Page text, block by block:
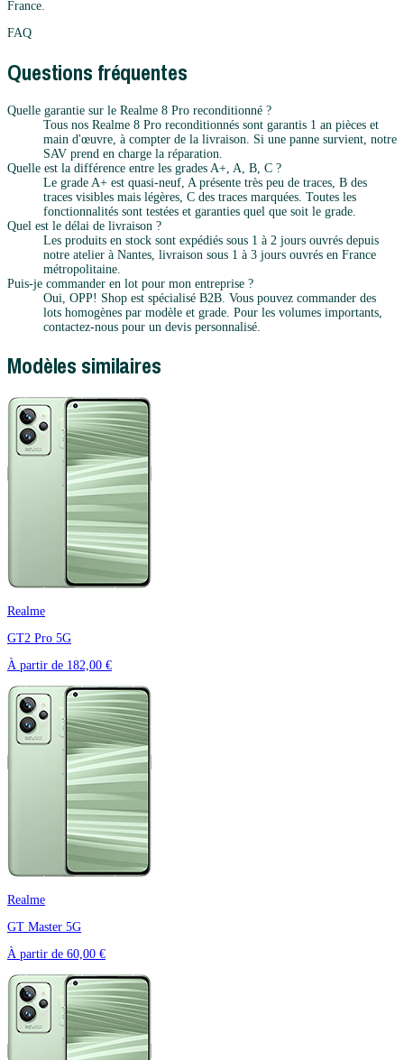
France.
FAQ
Questions fréquentes
Quelle garantie sur le Realme 8 Pro reconditionné ?
Tous nos Realme 8 Pro reconditionnés sont garantis 1 an pièces et
main d'œuvre, à compter de la livraison. Si une panne survient, notre
SAV prend en charge la réparation.
Quelle est la différence entre les grades A+, A, B, C ?
Le grade A+ est quasi-neuf, A présente très peu de traces, B des
traces visibles mais légères, C des traces marquées. Toutes les
fonctionnalités sont testées et garanties quel que soit le grade.
Quel est le délai de livraison ?
Les produits en stock sont expédiés sous 1 à 2 jours ouvrés depuis
notre atelier à Nantes, livraison sous 1 à 3 jours ouvrés en France
métropolitaine.
Puis-je commander en lot pour mon entreprise ?
Oui, OPP! Shop est spécialisé B2B. Vous pouvez commander des
lots homogènes par modèle et grade. Pour les volumes importants,
contactez-nous pour un devis personnalisé.
Modèles similaires
Realme
GT2 Pro 5G
À partir de 182,00 €
Realme
GT Master 5G
À partir de 60,00 €